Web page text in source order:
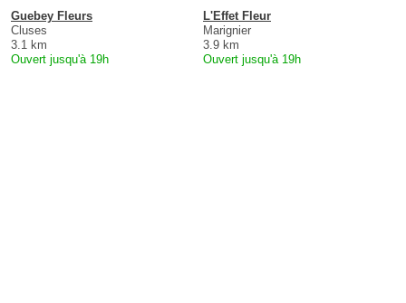
Guebey Fleurs
Cluses
3.1 km
Ouvert jusqu'à 19h
L'Effet Fleur
Marignier
3.9 km
Ouvert jusqu'à 19h